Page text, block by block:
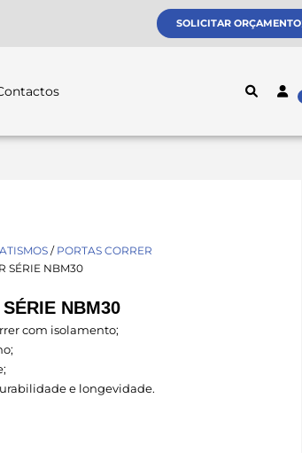
SOLICITAR ORÇAMENTO
/ PORTAS CORRER
SÉRIE NBM30
NBM30
com isolamento;
e longevidade.